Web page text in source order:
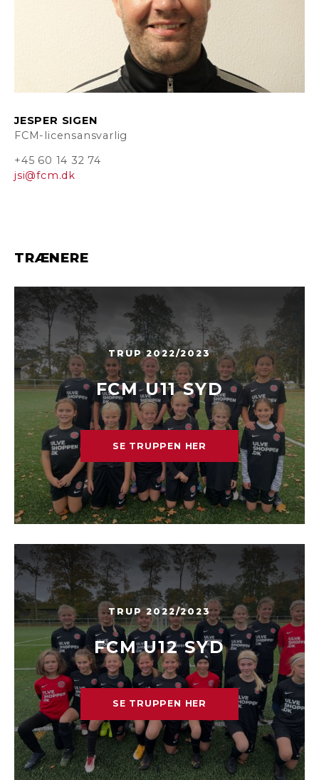
JESPER SIGEN
FCM-licensansvarlig
+45 60 14 32 74
jsi@fcm.dk
TRÆNERE
TRUP 2022/2023
FCM U11 SYD
SE TRUPPEN HER
TRUP 2022/2023
FCM U12 SYD
SE TRUPPEN HER